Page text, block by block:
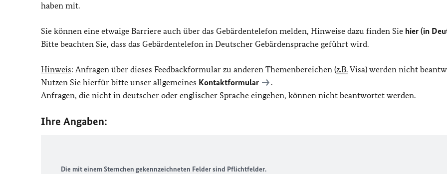
haben mit.
Sie können eine etwaige Barriere auch über das Gebärdentelefon melden, Hinweise dazu finden Sie hier (in
Bitte beachten Sie, dass das Gebärdentelefon in Deutscher Gebärdensprache geführt wird.
Hinweis: Anfragen über dieses Feedbackformular zu anderen Themenbereichen (z.B. Visa) werden nicht
Nutzen Sie hierfür bitte unser allgemeines Kontaktformular
.
Anfragen, die nicht in deutscher oder englischer Sprache eingehen, können nicht beantwortet werden.
Ihre Angaben:
Die mit einem Sternchen gekennzeichneten Felder sind Pflichtfelder.